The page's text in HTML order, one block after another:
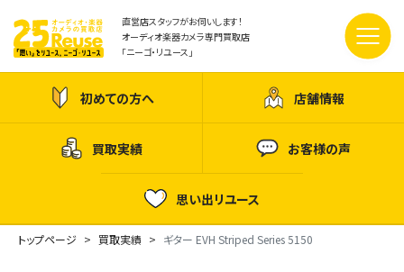
直営店スタッフがお伺いします！
オーディオ楽器カメラ専門買取店
「ニーゴ・リユース」
初めての方へ 店舗情報
買取実績 お客様の声
思い出リユース
トップページ 買取実績 ギター EVH Striped Series 5150